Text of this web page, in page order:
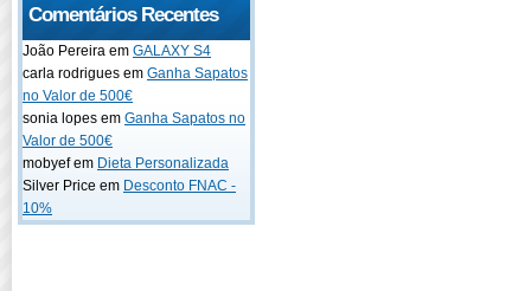
Comentários Recentes
João Pereira em GALAXY S4
carla rodrigues em Ganha Sapatos
no Valor de 500€
sonia lopes em Ganha Sapatos no
Valor de 500€
mobyef em Dieta Personalizada
Silver Price em Desconto FNAC -
10%